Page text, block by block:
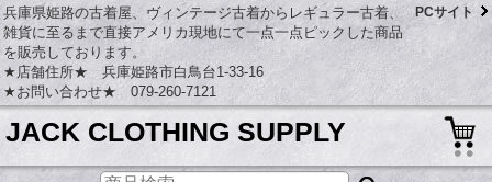
兵庫県姫路の古着屋、ヴィンテージ古着からレギュラー古着、
雑貨に至るまで直接アメリカ現地にて一点一点ピックした商品
を販売しております。
★店舗住所★ 兵庫姫路市白鳥台1-33-16
★お問い合わせ★ 079-260-7121
PCサイト
JACK CLOTHING SUPPLY